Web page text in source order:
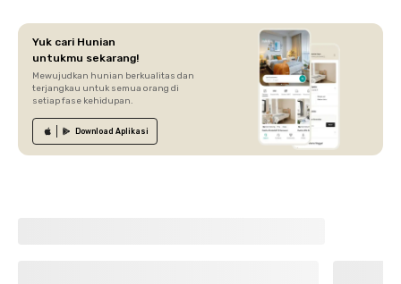
Yuk cari Hunian
untukmu sekarang!
Mewujudkan hunian berkualitas dan
terjangkau untuk semua orang di
setiap fase kehidupan.
Download Aplikasi